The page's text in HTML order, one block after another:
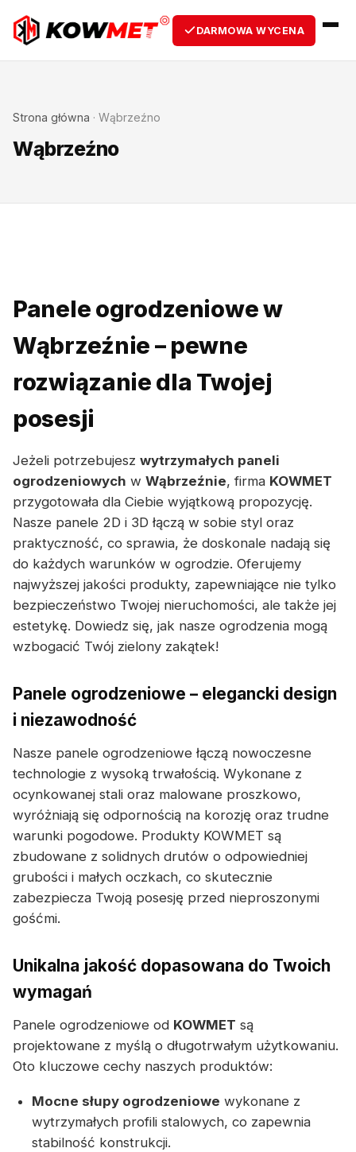
DARMOWA WYCENA
Strona główna · Wąbrzeźno
Wąbrzeźno
Panele ogrodzeniowe w
Wąbrzeźnie – pewne
rozwiązanie dla Twojej
posesji
Jeżeli potrzebujesz wytrzymałych paneli
ogrodzeniowych w Wąbrzeźnie, firma KOWMET
przygotowała dla Ciebie wyjątkową propozycję.
Nasze panele 2D i 3D łączą w sobie styl oraz
praktyczność, co sprawia, że doskonale nadają się
do każdych warunków w ogrodzie. Oferujemy
najwyższej jakości produkty, zapewniające nie tylko
bezpieczeństwo Twojej nieruchomości, ale także jej
estetykę. Dowiedz się, jak nasze ogrodzenia mogą
wzbogacić Twój zielony zakątek!
Panele ogrodzeniowe – elegancki design
i niezawodność
Nasze panele ogrodzeniowe łączą nowoczesne
technologie z wysoką trwałością. Wykonane z
ocynkowanej stali oraz malowane proszkowo,
wyróżniają się odpornością na korozję oraz trudne
warunki pogodowe. Produkty KOWMET są
zbudowane z solidnych drutów o odpowiedniej
grubości i małych oczkach, co skutecznie
zabezpiecza Twoją posesję przed nieproszonymi
gośćmi.
Unikalna jakość dopasowana do Twoich
wymagań
Panele ogrodzeniowe od KOWMET są
projektowane z myślą o długotrwałym użytkowaniu.
Oto kluczowe cechy naszych produktów:
Mocne słupy ogrodzeniowe wykonane z
wytrzymałych profili stalowych, co zapewnia
stabilność konstrukcji.